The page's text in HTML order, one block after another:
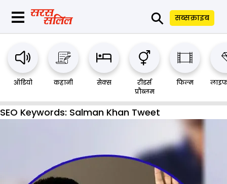
⚲ सब्सक्राइब
ऑडियो कहानी सेक्स
रीडर्स
प्रौब्लम
फिल्म
SEO Keywords: Salman Khan Tweet